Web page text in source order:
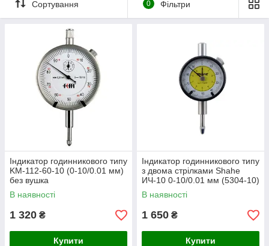
Сортування 0 Фільтри
Індикатор годинникового типу
KM-112-60-10 (0-10/0.01 мм)
без вушка
В наявності
1 320 ₴
Купити
Індикатор годинникового типу
з двома стрілками Shahe
ИЧ-10 0-10/0.01 мм (5304-10)
без вушок
В наявності
1 650 ₴
Купити